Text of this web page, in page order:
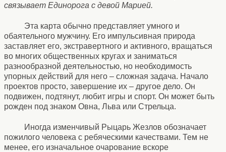
связывает Единорога с девой Марией.
Эта карта обычно представляет умного и
обаятельного мужчину. Его импульсивная природа
заставляет его, экстравертного и активного, вращаться
во многих общественных кругах и заниматься
разнообразной деятельностью, но необходимость
упорных действий для него – сложная задача. Начало
проектов просто, завершение их – другое дело. Он
подвижен, подтянут, любит игры и спорт. Он может быть
рожден под знаком Овна, Льва или Стрельца.
Иногда изменчивый Рыцарь Жезлов обозначает
пожилого человека с ребяческими качествами. Тем не
менее, его изначальное очарование вскоре